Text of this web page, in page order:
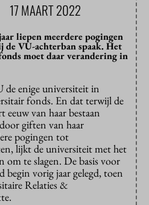
17 MAART 2022
liepen meerdere pogingen
de VU-achterban spaak. Het
moet daar verandering in
enige universiteit in
fonds. En dat terwijl de
eeuw van haar bestaan
giften van haar
pogingen tot
lijkt de universiteit met het
te slagen. De basis voor
begin vorig jaar gelegd, toen
Relaties &